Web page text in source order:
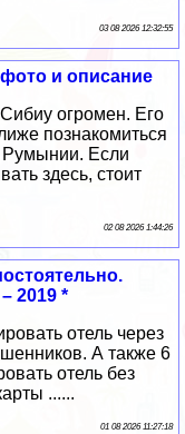
03 08 2026 12:32:55
и описание
огромен. Его
познакомиться
Румынии. Если
здесь, стоит
02 08 2026 1:44:26
2019 *
отель через
А также 6
отель без
......
01 08 2026 11:27:18